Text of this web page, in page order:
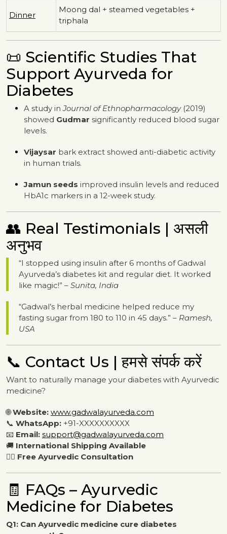
Dinner
Moong dal + steamed vegetables +
triphala
📜 Scientific Studies That
Support Ayurveda for
Diabetes
A study inJournal of Ethnopharmacology(2019)
showed Gudmar significantly reduced blood sugar
levels.
Vijaysar bark extract showed anti-diabetic activity
in human trials.
Jamun seeds improved insulin levels and reduced
HbA1c markers in a 12-week study.
👥 Real Testimonials | असली
अनुभव
“I stopped using insulin after 6 months of Gadwal
Ayurveda’s diabetes kit and regular diet. It worked
like magic!” – Sunita, India
“Gadwal’s herbal medicine helped reduce my
fasting sugar from 180 to 110 in 45 days.” – Ramesh,
USA
📞 Contact Us | हमसे संपर्क करें
Want to naturally manage your diabetes with Ayurvedic
medicine?
🌐Website: www.gadwalayurveda.com
📞 WhatsApp: +91-XXXXXXXXXX
📧 Email: support@gadwalayurveda.com
🚚 International Shipping Available
👨‍⚕️ Free Ayurvedic Consultation
🧾 FAQs – Ayurvedic
Medicine for Diabetes
Q1: Can Ayurvedic medicine cure diabetes